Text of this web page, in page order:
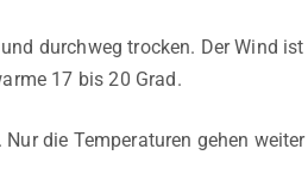
durchweg trocken. Der Wind
17 bis 20 Grad.
die Temperaturen gehen